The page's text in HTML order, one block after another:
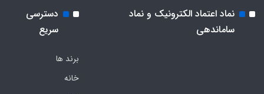
نماد اعتماد الکترونیک و نماد
ساماندهی
دسترسی
سریع
برند ها
خانه